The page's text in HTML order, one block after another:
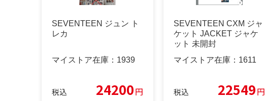
SEVENTEEN ジュン ト
レカ
マイストア在庫： 1939
税込 24200円
SEVENTEEN CXM ジャ
ケット JACKET ジャケ
ット 未開封
マイストア在庫： 1611
税込 22549円